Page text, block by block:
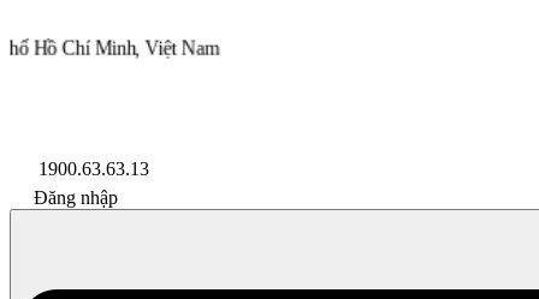
Việt Nam
1900.63.63.13
Đăng nhập